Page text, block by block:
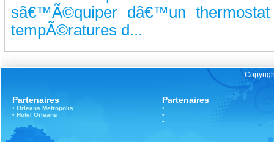
sâ€™Ã©quiper dâ€™un
tempÃ©ratures d...
Partenaires
• Orleans Metropolis
• Hotel Orleans
Partenaires
•
•
•